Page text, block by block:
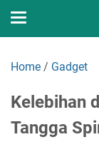
Home / Gadget
Kelebihan
Tangga